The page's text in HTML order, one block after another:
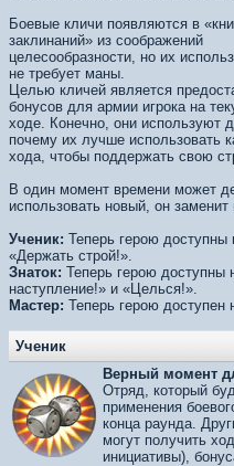
Боевые кличи появляются в
заклинаний» из соображений
целесообразности, но их
не требует маны.
Целью кличей является
бонусов для армии игрока на
ходе. Конечно, они используют
почему их лучше использовать
хода, чтобы поддержать свою
В один момент времени может
использовать новый, он
Ученик: Теперь герою
«Держать строй!».
Знаток: Теперь герою доступны
наступление!» и «Целься!».
Мастер: Теперь герою доступен
Ученик
Верный момент
Отряд, который
применения
конца раунда.
могут получить
инициативы),